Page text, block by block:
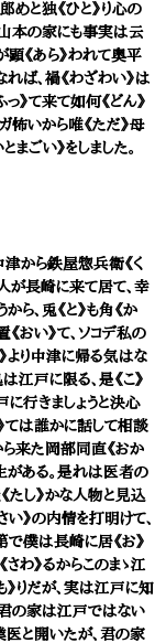
めと独《ひと》り心の
山本の家にも事実は云
顕《あら》われて奥平
れば、禍《わざわい》は
》て来て如何《どん》
怖いから唯《ただ》母
ごい》をしました。
津から鉄屋惣兵衛《く
が長崎に来て居て、幸
ら、兎《と》も角《か
おい》て、ソコデ私の
》より中津に帰る気はな
江戸に限る、是《こ》
に行きましょうと決心
ては誰かに話して相談
来た岡部同直《おか
がある。是れは医者の
たし》かな人物と見込
い》の内情を打明けて、
で僕は長崎に居《お》
さわ》るからこのまゝ江
》りだが、実は江戸に知
君の家は江戸ではない
医と開いたが、君の家